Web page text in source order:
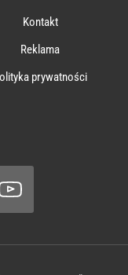
Kontakt
Reklama
prywatności